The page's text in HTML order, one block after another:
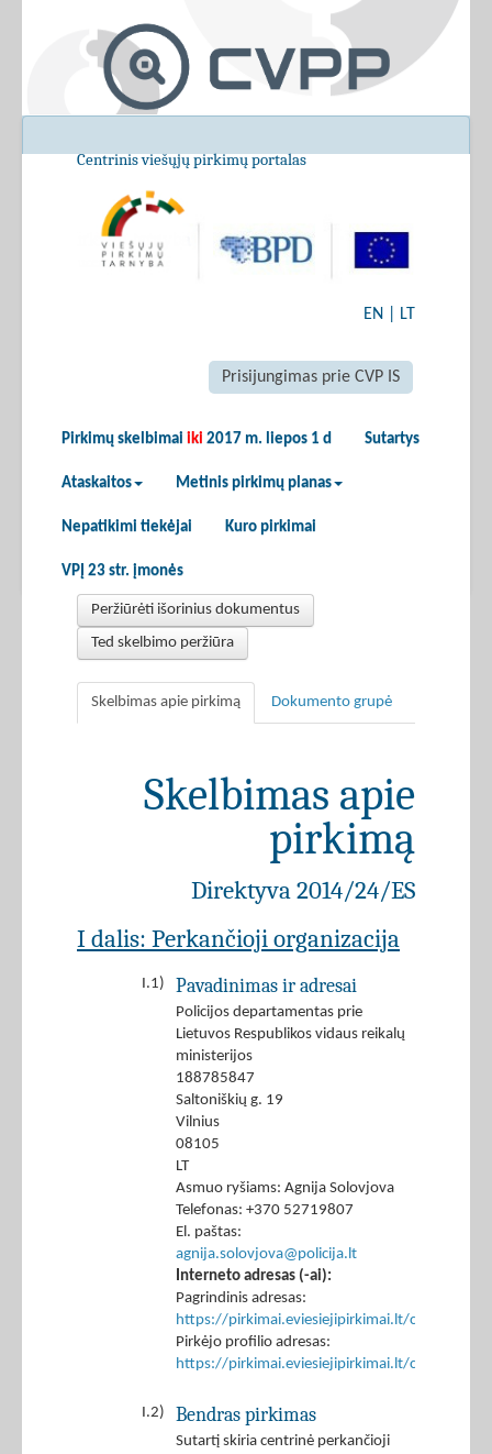
Centrinis viešųjų pirkimų portalas
EN LT
Prisijungimas prie CVP IS
Pirkimų skelbimai iki 2017 m. liepos 1 d Sutartys
Ataskaitos Metinis pirkimų planas
Nepatikimi tiekėjai Kuro pirkimai
VPĮ 23 str. įmonės
Peržiūrėti išorinius dokumentus
Ted skelbimo peržiūra
Skelbimas apie pirkimą Dokumento grupė
Skelbimas apie
pirkimą
Direktyva 2014/24/ES
I dalis: Perkančioji organizacija
I.1) Pavadinimas ir adresai
Policijos departamentas prie
Lietuvos Respublikos vidaus reikalų
ministerijos
188785847
Saltoniškių g. 19
Vilnius
08105
LT
Asmuo ryšiams: Agnija Solovjova
Telefonas: +370 52719807
El. paštas:
agnija.solovjova@policija.lt
Interneto adresas (-ai):
Pagrindinis adresas:
https://pirkimai.eviesiejipirkimai.lt/ctm/
Pirkėjo profilio adresas:
https://pirkimai.eviesiejipirkimai.lt/ctm/
I.2) Bendras pirkimas
Sutartį skiria centrinė perkančioji